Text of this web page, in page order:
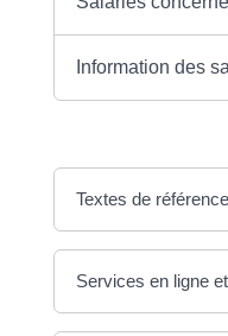
Information des
Textes de référence
Services en ligne